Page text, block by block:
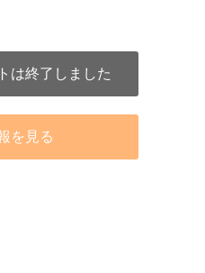
は終了しました
を見る